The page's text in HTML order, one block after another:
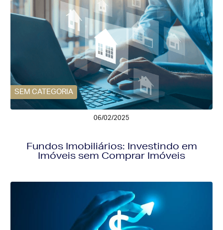
SEM CATEGORIA
06/02/2025
Fundos Imobiliários: Investindo em
Imóveis sem Comprar Imóveis